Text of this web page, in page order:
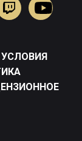
УСЛОВИЯ